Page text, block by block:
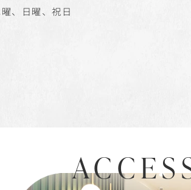
、日曜、祝日